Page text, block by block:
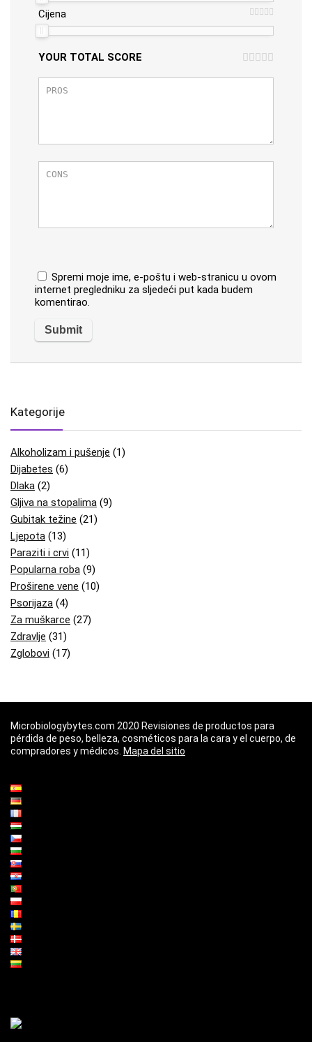
Cijena
YOUR TOTAL SCORE
Spremi moje ime, e-poštu i web-stranicu u ovom
internet pregledniku za sljedeći put kada budem
komentirao.
Kategorije
Alkoholizam i pušenje (1)
Dijabetes (6)
Dlaka (2)
Gljiva na stopalima (9)
Gubitak težine (21)
Ljepota (13)
Paraziti i crvi (11)
Popularna roba (9)
Proširene vene (10)
Psorijaza (4)
Za muškarce (27)
Zdravlje (31)
Zglobovi (17)
Microbiologybytes.com 2020 Revisiones de productos para
pérdida de peso, belleza, cosméticos para la cara y el cuerpo, de
compradores y médicos. Mapa del sitio